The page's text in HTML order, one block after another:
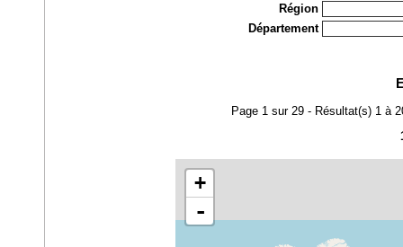
Région
Département
Page 1 sur 29 - Résultat(s) 1 à
+
-